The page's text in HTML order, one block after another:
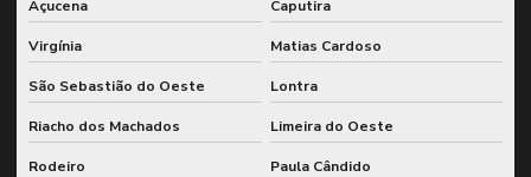
Açucena Caputira
Virgínia Matias Cardoso
São Sebastião do Oeste Lontra
Riacho dos Machados Limeira do Oeste
Rodeiro Paula Cândido